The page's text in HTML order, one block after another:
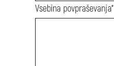
Vsebina povpraševanja*